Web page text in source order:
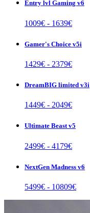
Entry lvl Gaming v6
1009€ - 1639€
Gamer's Choice v5i
1429€ - 2379€
DreamBIG limited v3i
1449€ - 2049€
Ultimate Beast v5
2499€ - 4179€
NextGen Madness v6
5499€ - 10809€